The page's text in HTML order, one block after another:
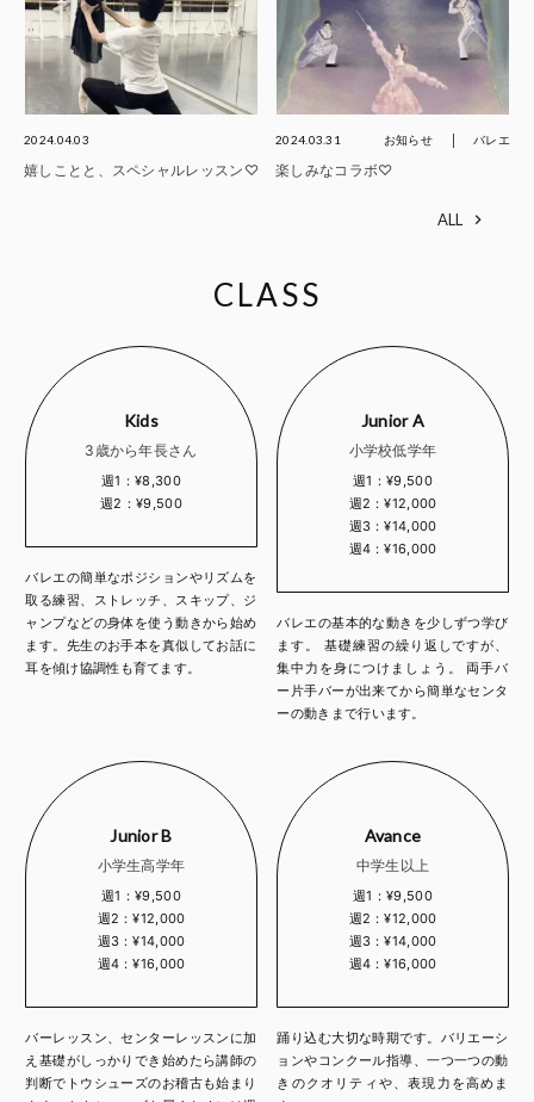
2024.04.03
嬉しことと、スペシャルレッスン♡
2024.03.31 お知らせ バレエ
楽しみなコラボ♡
ALL
CLASS
Kids
3歳から年長さん
週1：¥8,300
週2：¥9,500
バレエの簡単なポジションやリズムを
取る練習、ストレッチ、スキップ、ジ
ャンプなどの身体を使う動きから始め
ます。先生のお手本を真似してお話に
耳を傾け協調性も育てます。
Junior A
小学校低学年
週1：¥9,500
週2：¥12,000
週3：¥14,000
週4：¥16,000
バレエの基本的な動きを少しずつ学び
ます。 基礎練習の繰り返しですが、
集中力を身につけましょう。 両手バ
ー片手バーが出来てから簡単なセンタ
ーの動きまで行います。
Junior B
小学生高学年
週1：¥9,500
週2：¥12,000
週3：¥14,000
週4：¥16,000
バーレッスン、センターレッスンに加
え基礎がしっかりでき始めたら講師の
判断でトウシューズのお稽古も始まり
Avance
中学生以上
週1：¥9,500
週2：¥12,000
週3：¥14,000
週4：¥16,000
踊り込む大切な時期です。バリエーシ
ョンやコンクール指導、一つ一つの動
きのクオリティや、表現力を高めま